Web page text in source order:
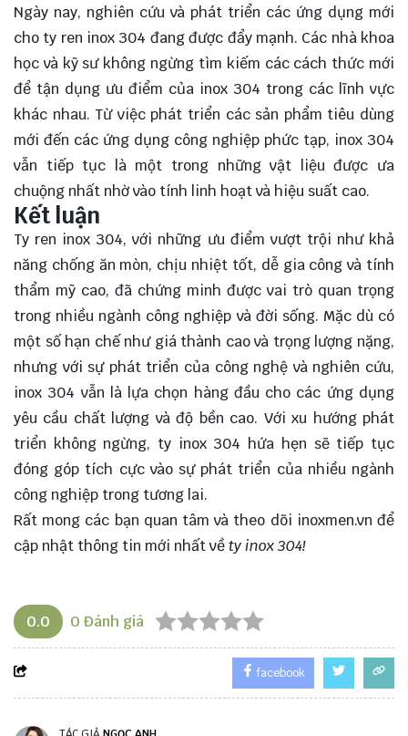
Ngày nay, nghiên cứu và phát triển các ứng dụng mới
cho ty ren inox 304 đang được đẩy mạnh. Các nhà khoa
học và kỹ sư không ngừng tìm kiếm các cách thức mới
để tận dụng ưu điểm của inox 304 trong các lĩnh vực
khác nhau. Từ việc phát triển các sản phẩm tiêu dùng
mới đến các ứng dụng công nghiệp phức tạp, inox 304
vẫn tiếp tục là một trong những vật liệu được ưa
chuộng nhất nhờ vào tính linh hoạt và hiệu suất cao.
Kết luận
Ty ren inox 304, với những ưu điểm vượt trội như khả
năng chống ăn mòn, chịu nhiệt tốt, dễ gia công và tính
thẩm mỹ cao, đã chứng minh được vai trò quan trọng
trong nhiều ngành công nghiệp và đời sống. Mặc dù có
một số hạn chế như giá thành cao và trọng lượng nặng,
nhưng với sự phát triển của công nghệ và nghiên cứu,
inox 304 vẫn là lựa chọn hàng đầu cho các ứng dụng
yêu cầu chất lượng và độ bền cao. Với xu hướng phát
triển không ngừng, ty inox 304 hứa hẹn sẽ tiếp tục
đóng góp tích cực vào sự phát triển của nhiều ngành
công nghiệp trong tương lai.
Rất mong các bạn quan tâm và theo dõi inoxmen.vn để
cập nhật thông tin mới nhất vềty inox 304!
0.0 0 Đánh giá
facebook